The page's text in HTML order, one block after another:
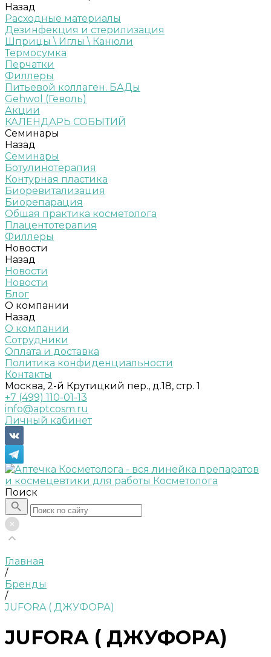
Назад
Расходные материалы
Дезинфекция и стерилизация
Шприцы \ Иглы \ Канюли
Термосумка
Перчатки
Филлеры
Питьевой коллаген. БАДы
Gehwol (Геволь)
Акции
КАЛЕНДАРЬ СОБЫТИЙ
Семинары
Назад
Семинары
Ботулинотерапия
Контурная пластика
Биоревитализация
Биорепарация
Общая практика косметолога
Плацентотерапия
Филлеры
Новости
Назад
Новости
Новости
Блог
О компании
Назад
О компании
Сотрудники
Оплата и доставка
Политика конфиденциальности
Контакты
Москва, 2-й Крутицкий пер., д.18, стр. 1
+7 (499) 110-01-13
info@aptcosm.ru
Личный кабинет
Поиск
Главная
/
Бренды
/
JUFORA ( ДЖУФОРА)
JUFORA ( ДЖУФОРА)